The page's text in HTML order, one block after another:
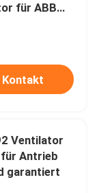
für ABB
Kontakt
Ventilator
Antrieb
garantiert